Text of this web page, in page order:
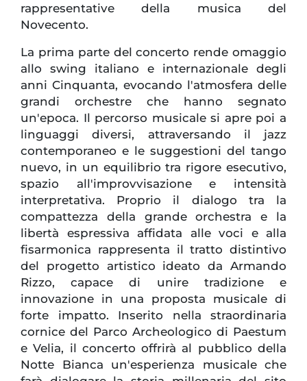
rappresentative della musica del
Novecento.
La prima parte del concerto rende omaggio
allo swing italiano e internazionale degli
anni Cinquanta, evocando l'atmosfera delle
grandi orchestre che hanno segnato
un'epoca. Il percorso musicale si apre poi a
linguaggi diversi, attraversando il jazz
contemporaneo e le suggestioni del tango
nuevo, in un equilibrio tra rigore esecutivo,
spazio all'improvvisazione e intensità
interpretativa. Proprio il dialogo tra la
compattezza della grande orchestra e la
libertà espressiva affidata alle voci e alla
fisarmonica rappresenta il tratto distintivo
del progetto artistico ideato da Armando
Rizzo, capace di unire tradizione e
innovazione in una proposta musicale di
forte impatto. Inserito nella straordinaria
cornice del Parco Archeologico di Paestum
e Velia, il concerto offrirà al pubblico della
Notte Bianca un'esperienza musicale che